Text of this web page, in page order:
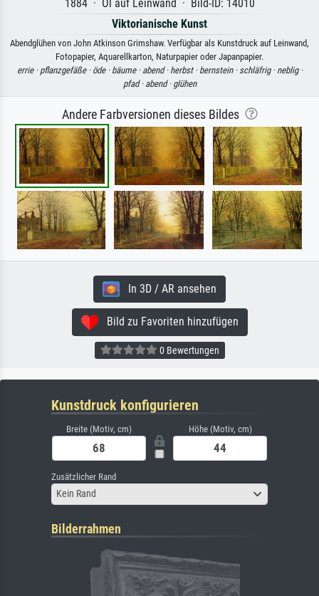
1884 · Öl auf Leinwand · Bild-ID: 14010
Viktorianische Kunst
Abendglühen von John Atkinson Grimshaw. Verfügbar als Kunstdruck auf Leinwand,
Fotopapier, Aquarellkarton, Naturpapier oder Japanpapier.
errie · pflanzgefäße · öde · bäume · abend · herbst · bernstein · schläfrig · neblig ·
pfad · abend · glühen
Andere Farbversionen dieses Bildes
In 3D / AR ansehen
Bild zu Favoriten hinzufügen
0 Bewertungen
Kunstdruck konfigurieren
Breite (Motiv, cm) Höhe (Motiv, cm)
Zusätzlicher Rand
Kein Rand
Bilderrahmen